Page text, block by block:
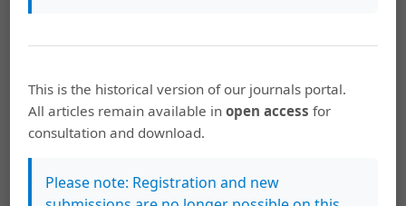
Artículos más leídos del mismo autor/a
en los carmina burana,Káñina: Vol. 36 Núm. 1
(2012): Káñina (Enero-Junio)
3 (2015): Número extraordinario
This is the historical version of our journals portal.
All articles remain available inopen access for
consultation and download.
Please note: Registration and new